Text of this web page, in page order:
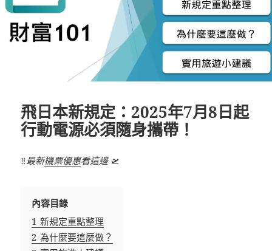
飛日本新規定：2025年7月8日起
行動電源必須隨身攜帶！
‼️ 最新機票優惠看這邊🛫
內容目錄
1 新規定重點整理
2 為什麼要這麼做？